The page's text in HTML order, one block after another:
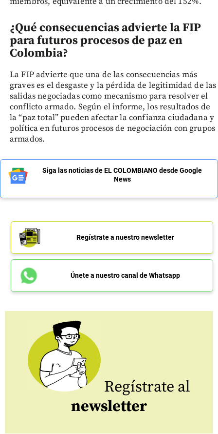
¿Qué consecuencias advierte la FIP
para futuros procesos de paz en
Colombia?
La FIP advierte que una de las consecuencias más
graves es el desgaste y la pérdida de legitimidad de las
salidas negociadas como mecanismo para resolver el
conflicto armado. Según el informe, los resultados de
la “paz total” pueden afectar la confianza ciudadana y
política en futuros procesos de negociación con grupos
armados.
Siga las noticias de EL COLOMBIANO desde Google
News
Regístrate a nuestro newsletter
Únete a nuestro canal de Whatsapp
Regístrate al
newsletter